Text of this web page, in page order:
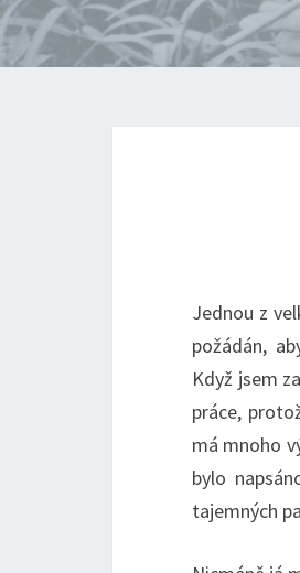
Jednou z
požádán,
Když jsem
práce,
má mnoho
bylo
tajemných